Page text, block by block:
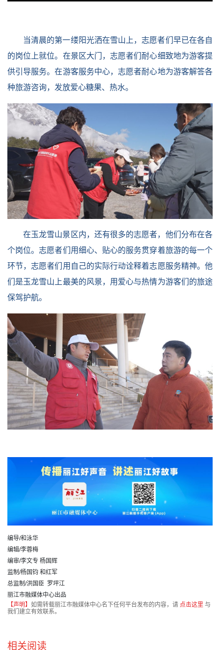
当清晨的第一缕阳光洒在雪山上，志愿者们早已在各自
的岗位上就位。在景区大门，志愿者们耐心细致地为游客提
供引导服务。在游客服务中心，志愿者耐心地为游客解答各
种旅游咨询，发放爱心糖果、热水。
在玉龙雪山景区内，还有很多的志愿者，他们分布在各
个岗位。志愿者们用细心、贴心的服务贯穿着旅游的每一个
环节，志愿者们用自己的实际行动诠释着志愿服务精神。他
们是玉龙雪山上最美的风景，用爱心与热情为游客们的旅途
保驾护航。
编导/和泳华
编辑/李蓉梅
编审/李文专 杨国辉
监制/杨国钧 和红军
总监制/洪国臣 罗坪江
丽江市融媒体中心出品
【声明】 如需转载丽江市融媒体中心名下任何平台发布的内容，请 点击这里 与
我们建立有效联系。
相关阅读